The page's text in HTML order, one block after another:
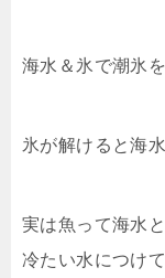
海水＆氷で潮氷
氷が解けると海
実は魚って海水
冷たい水につけ